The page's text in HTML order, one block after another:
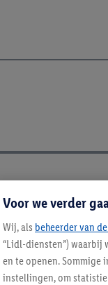
Voor we verder
Wij, als beheerder van
“Lidl-diensten”) waarbij
en te openen.
instellingen, om